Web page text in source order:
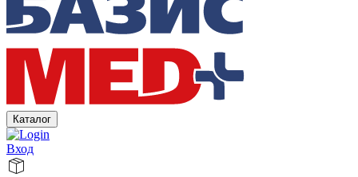
Каталог
Вход